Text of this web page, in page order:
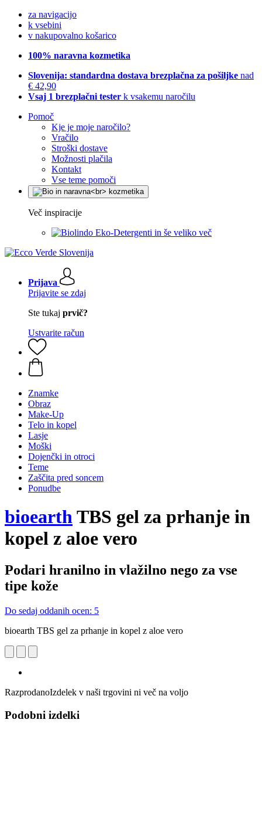
za navigacijo
k vsebini
v nakupovalno košarico
100% naravna kozmetika
Slovenija: standardna dostava brezplačna za pošiljke nad
€ 42,90
Vsaj 1 brezplačni tester k vsakemu naročilu
Pomoč
Kje je moje naročilo?
Vračilo
Stroški dostave
Možnosti plačila
Kontakt
Vse teme pomoči
Več inspiracije
Eko-Detergenti in še veliko več
Prijava
Prijavite se zdaj
Ste tukaj prvič?
Ustvarite račun
Znamke
Obraz
Make-Up
Telo in kopel
Lasje
Moški
Dojenčki in otroci
Teme
Zaščita pred soncem
Ponudbe
bioearthTBS gel za prhanje in
kopel z aloe vero
Podari hranilno in vlažilno nego za vse
tipe kože
Do sedaj oddanih ocen: 5
bioearth TBS gel za prhanje in kopel z aloe vero
RazprodanoIzdelek v naši trgovini ni več na voljo
Podobni izdelki